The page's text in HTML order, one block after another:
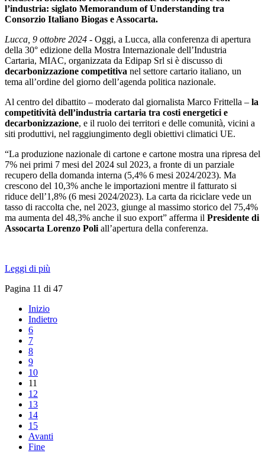
l’industria: siglato Memorandum of Understanding tra
Consorzio Italiano Biogas e Assocarta.
Lucca, 9 ottobre 2024 - Oggi, a Lucca, alla conferenza di apertura
della 30° edizione della Mostra Internazionale dell’Industria
Cartaria, MIAC, organizzata da Edipap Srl si è discusso di
decarbonizzazione competitiva nel settore cartario italiano, un
tema all’ordine del giorno dell’agenda politica nazionale.
Al centro del dibattito – moderato dal giornalista Marco Frittella – la
competitività dell’industria cartaria tra costi energetici e
decarbonizzazione, e il ruolo dei territori e delle comunità, vicini a
siti produttivi, nel raggiungimento degli obiettivi climatici UE.
“La produzione nazionale di cartone e cartone mostra una ripresa del
7% nei primi 7 mesi del 2024 sul 2023, a fronte di un parziale
recupero della domanda interna (5,4% 6 mesi 2024/2023). Ma
crescono del 10,3% anche le importazioni mentre il fatturato si
riduce dell’1,8% (6 mesi 2024/2023). La carta da riciclare vede un
tasso di raccolta che, nel 2023, giunge al massimo storico del 75,4%
ma aumenta del 48,3% anche il suo export” afferma il Presidente di
Assocarta Lorenzo Poli all’apertura della conferenza.
Leggi di più
Pagina 11 di 47
Inizio
Indietro
6
7
8
9
10
11
12
13
14
15
Avanti
Fine